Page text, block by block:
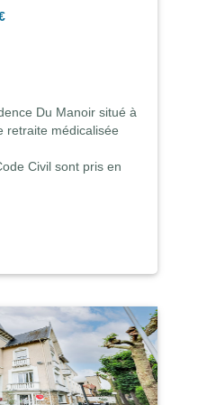
Du Manoir situé à
retraite médicalisée
Civil sont pris en